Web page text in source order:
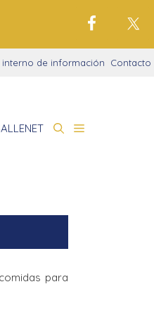
interno de información Contacto
para